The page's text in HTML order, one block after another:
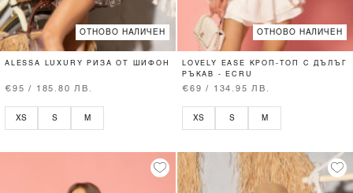
ОТНОВО НАЛИЧЕН
ALESSA LUXURY РИЗА ОТ ШИФОН
€95 / 185.80 ЛВ.
XS S M
ОТНОВО НАЛИЧЕН
LOVELY EASE КРОП-ТОП С ДЪЛЪГ
РЪКАВ - ECRU
€69 / 134.95 ЛВ.
XS S M